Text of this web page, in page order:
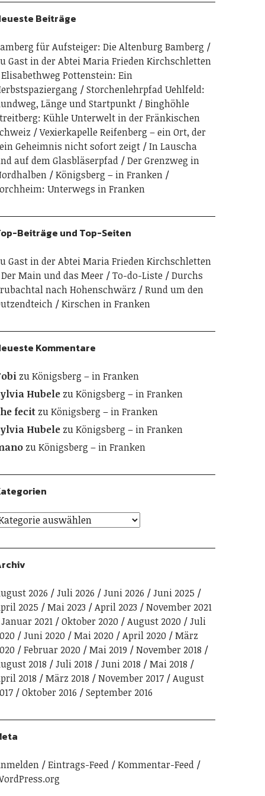
Beiträge
für Aufsteiger: Die Altenburg Bamberg
Gast in der Abtei Maria Frieden Kirchschletten
Elisabethweg Pottenstein: Ein
Storchenlehrpfad Uehlfeld:
Länge und Startpunkt
Binghöhle
Kühle Unterwelt in der Fränkischen
Vexierkapelle Reifenberg – ein Ort, der
Geheimnis nicht sofort zeigt
In Lauscha
auf dem Glasbläserpfad
Der Grenzweg in
Königsberg – in Franken
Unterwegs in Franken
Beiträge und Top-Seiten
Gast in der Abtei Maria Frieden Kirchschletten
Der Main und das Meer
To-do-Liste
Durchs
nach Hohenschwärz
Rund um den
Kirschen in Franken
Kommentare
zuKönigsberg – in Franken
HubelezuKönigsberg – in Franken
fecitzuKönigsberg – in Franken
HubelezuKönigsberg – in Franken
zuKönigsberg – in Franken
2026 Juli 2026 Juni 2026
Juni 2025
2025
Mai 2023 April 2023
November 2021
Januar 2021
Oktober 2020 August 2020
Juli
Juni 2020 Mai 2020 April 2020
März
Februar 2020 Mai 2019
November 2018
2018
Juli 2018 Juni 2018
Mai 2018
2018
März 2018 November 2017
August
Oktober 2016 September 2016
Eintrags-Feed
Kommentar-Feed